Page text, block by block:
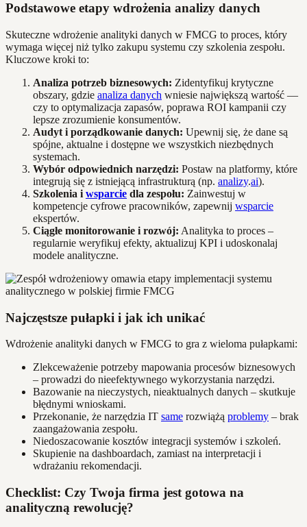
Podstawowe etapy wdrożenia analizy danych
Skuteczne wdrożenie analityki danych w FMCG to proces, który
wymaga więcej niż tylko zakupu systemu czy szkolenia zespołu.
Kluczowe kroki to:
Analiza potrzeb biznesowych: Zidentyfikuj krytyczne
obszary, gdzie analiza danych wniesie największą wartość —
czy to optymalizacja zapasów, poprawa ROI kampanii czy
lepsze zrozumienie konsumentów.
Audyt i porządkowanie danych: Upewnij się, że dane są
spójne, aktualne i dostępne we wszystkich niezbędnych
systemach.
Wybór odpowiednich narzędzi: Postaw na platformy, które
integrują się z istniejącą infrastrukturą (np. analizy.ai).
Szkolenia i wsparcie dla zespołu: Zainwestuj w
kompetencje cyfrowe pracowników, zapewnij wsparcie
ekspertów.
Ciągłe monitorowanie i rozwój: Analityka to proces –
regularnie weryfikuj efekty, aktualizuj KPI i udoskonalaj
modele analityczne.
Najczęstsze pułapki i jak ich unikać
Wdrożenie analityki danych w FMCG to gra z wieloma pułapkami:
Zlekceważenie potrzeby mapowania procesów biznesowych
– prowadzi do nieefektywnego wykorzystania narzędzi.
Bazowanie na nieczystych, nieaktualnych danych – skutkuje
błędnymi wnioskami.
Przekonanie, że narzędzia IT same rozwiążą problemy – brak
zaangażowania zespołu.
Niedoszacowanie kosztów integracji systemów i szkoleń.
Skupienie na dashboardach, zamiast na interpretacji i
wdrażaniu rekomendacji.
Checklist: Czy Twoja firma jest gotowa na
analityczną rewolucję?